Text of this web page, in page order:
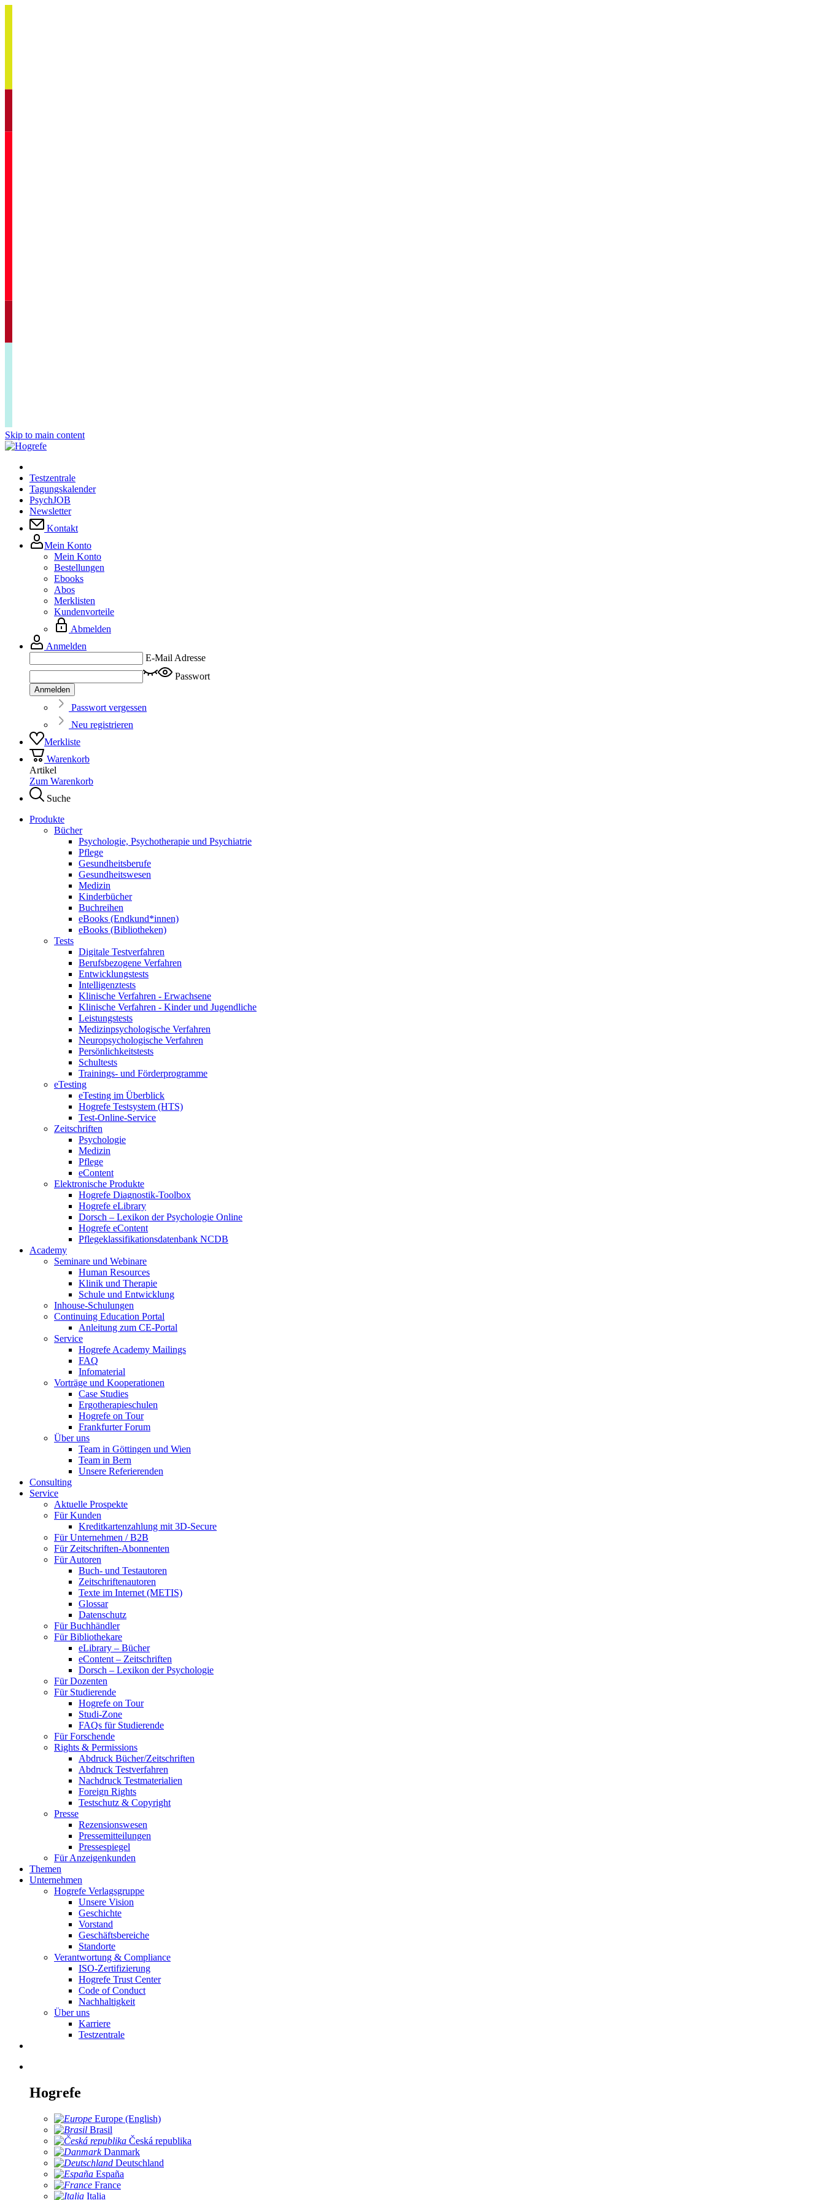
Skip to main content
Testzentrale
Tagungskalender
PsychJOB
Newsletter
Kontakt
Mein Konto
Mein Konto
Bestellungen
Ebooks
Abos
Merklisten
Kundenvorteile
Abmelden
Anmelden
E-Mail Adresse
Passwort
Anmelden
Passwort vergessen
Neu registrieren
Merkliste
Warenkorb
Artikel
Zum Warenkorb
Suche
Produkte
Bücher
Psychologie, Psychotherapie und Psychiatrie
Pflege
Gesundheitsberufe
Gesundheitswesen
Medizin
Kinderbücher
Buchreihen
eBooks (Endkund*innen)
eBooks (Bibliotheken)
Tests
Digitale Testverfahren
Berufsbezogene Verfahren
Entwicklungstests
Intelligenztests
Klinische Verfahren - Erwachsene
Klinische Verfahren - Kinder und Jugendliche
Leistungstests
Medizinpsychologische Verfahren
Neuropsychologische Verfahren
Persönlichkeitstests
Schultests
Trainings- und Förderprogramme
eTesting
eTesting im Überblick
Hogrefe Testsystem (HTS)
Test-Online-Service
Zeitschriften
Psychologie
Medizin
Pflege
eContent
Elektronische Produkte
Hogrefe Diagnostik-Toolbox
Hogrefe eLibrary
Dorsch – Lexikon der Psychologie Online
Hogrefe eContent
Pflegeklassifikationsdatenbank NCDB
Academy
Seminare und Webinare
Human Resources
Klinik und Therapie
Schule und Entwicklung
Inhouse-Schulungen
Continuing Education Portal
Anleitung zum CE-Portal
Service
Hogrefe Academy Mailings
FAQ
Infomaterial
Vorträge und Kooperationen
Case Studies
Ergotherapieschulen
Hogrefe on Tour
Frankfurter Forum
Über uns
Team in Göttingen und Wien
Team in Bern
Unsere Referierenden
Consulting
Service
Aktuelle Prospekte
Für Kunden
Kreditkartenzahlung mit 3D-Secure
Für Unternehmen / B2B
Für Zeitschriften-Abonnenten
Für Autoren
Buch- und Testautoren
Zeitschriftenautoren
Texte im Internet (METIS)
Glossar
Datenschutz
Für Buchhändler
Für Bibliothekare
eLibrary – Bücher
eContent – Zeitschriften
Dorsch – Lexikon der Psychologie
Für Dozenten
Für Studierende
Hogrefe on Tour
Studi-Zone
FAQs für Studierende
Für Forschende
Rights & Permissions
Abdruck Bücher/Zeitschriften
Abdruck Testverfahren
Nachdruck Testmaterialien
Foreign Rights
Testschutz & Copyright
Presse
Rezensionswesen
Pressemitteilungen
Pressespiegel
Für Anzeigenkunden
Themen
Unternehmen
Hogrefe Verlagsgruppe
Unsere Vision
Geschichte
Vorstand
Geschäftsbereiche
Standorte
Verantwortung & Compliance
ISO-Zertifizierung
Hogrefe Trust Center
Code of Conduct
Nachhaltigkeit
Über uns
Karriere
Testzentrale
Hogrefe
Europe (English)
Brasil
Česká republika
Danmark
Deutschland
España
France
Italia